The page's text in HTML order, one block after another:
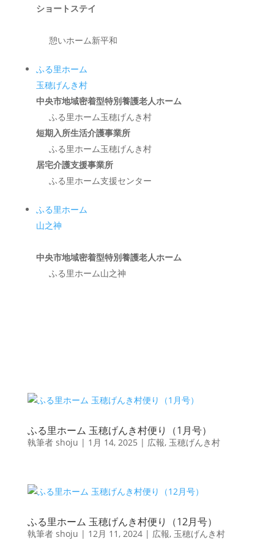
ショートステイ
憩いホーム新平和
ふる里ホーム
玉穂げんき村
中央市地域密着型特別養護老人ホーム
ふる里ホーム玉穂げんき村
短期入所生活介護事業所
ふる里ホーム玉穂げんき村
居宅介護支援事業所
ふる里ホーム支援センター
ふる里ホーム
山之神
中央市地域密着型特別養護老人ホーム
ふる里ホーム山之神
ふる里ホーム 玉穂げんき村便り（1月号）
執筆者 shoju | 1月 14, 2025 | 広報, 玉穂げんき村
ふる里ホーム 玉穂げんき村便り（12月号）
執筆者 shoju | 12月 11, 2024| 広報, 玉穂げんき村